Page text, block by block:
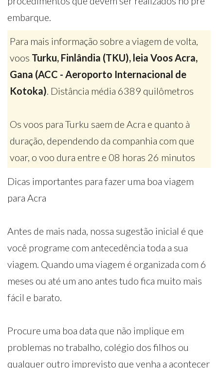
embarque.
Para mais informação sobre a viagem de volta,
voos Turku, Finlândia (TKU), leia Voos Acra,
Gana (ACC - Aeroporto Internacional de
Kotoka). Distância média 6389 quilômetros
Os voos para Turku saem de Acra e quanto à
duração, dependendo da companhia com que
voar, o voo dura entre e 08 horas 26 minutos
Dicas importantes para fazer uma boa viagem
para Acra
Antes de mais nada, nossa sugestão inicial é que
você programe com antecedência toda a sua
viagem. Quando uma viagem é organizada com 6
meses ou até um ano antes tudo fica muito mais
fácil e barato.
Procure uma boa data que não implique em
problemas no trabalho, colégio dos filhos ou
qualquer outro imprevisto que venha a acontecer